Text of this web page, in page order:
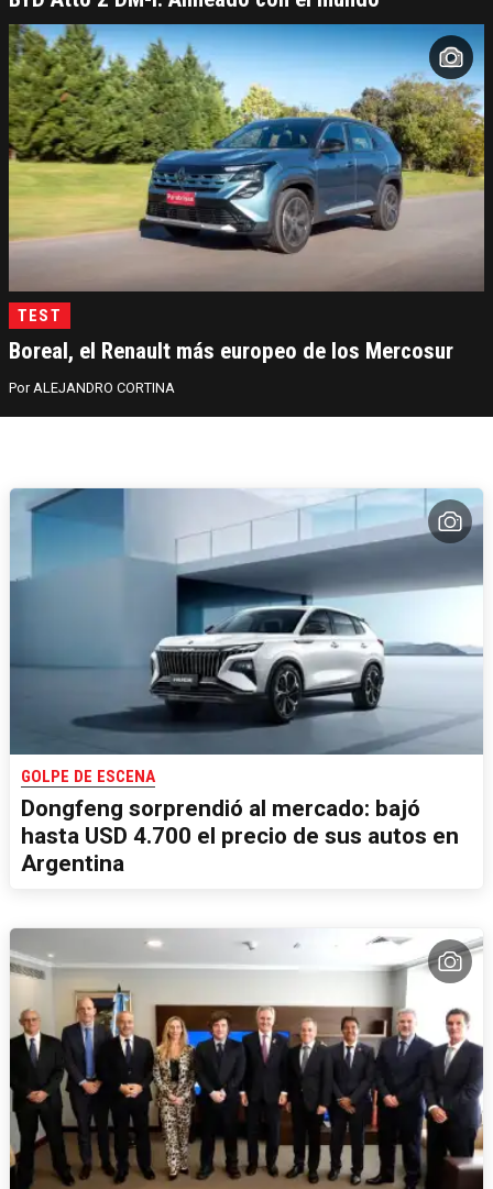
TEST
Boreal, el Renault más europeo de los Mercosur
ALEJANDRO CORTINA
GOLPE DE ESCENA
Dongfeng sorprendió al mercado: bajó
hasta USD 4.700 el precio de sus autos en
Argentina